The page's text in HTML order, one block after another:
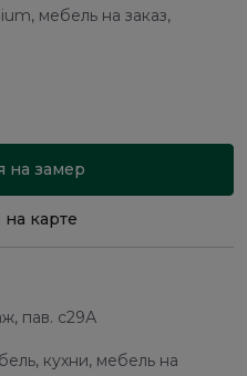
мебель на заказ,
на замер
карте
пав. с29А
кухни, мебель на